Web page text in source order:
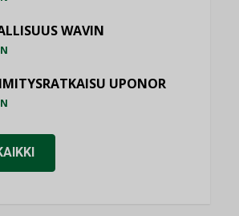
WAVIN
UPONOR